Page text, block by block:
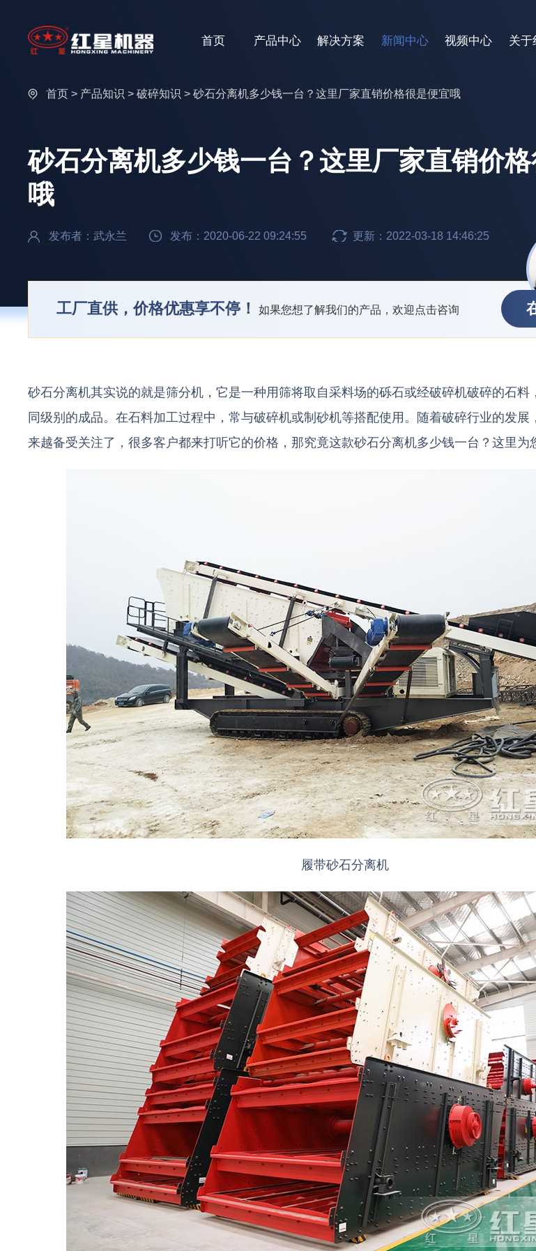
首页 产品中心 解决方案 新闻中心 视频中心 关于
首页 > 产品知识 >破碎知识 > 砂石分离机多少钱一台？这里厂家直销价格很是便宜哦
砂石分离机多少钱一台？这里厂家直销价
哦
发布者：武永兰 发布：2020-06-22 09:24:55 更新：2022-03-18 14:46:25
工厂直供，价格优惠享不停！ 如果您想了解我们的产品，欢迎点击咨询
砂石分离机其实说的就是筛分机，它是一种用筛将取自采料场的砾石或经破碎机破碎的石料
同级别的成品。在石料加工过程中，常与破碎机或制砂机等搭配使用。随着破碎行业的发展
来越备受关注了，很多客户都来打听它的价格，那究竟这款砂石分离机多少钱一台？这里为
履带砂石分离机